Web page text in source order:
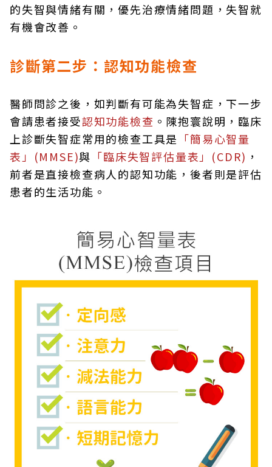
的失智與情緒有關，優先治療情緒問題，失智就
有機會改善。
診斷第二步：認知功能檢查
醫師問診之後，如判斷有可能為失智症，下一步
會請患者接受認知功能檢查 。陳抱寰說明，臨床
上診斷失智症常用的檢查工具是 「簡易心智量
表」(MMSE)與 「臨床失智評估量表」(CDR) ，
前者是直接檢查病人的認知功能，後者則是評估
患者的生活功能。